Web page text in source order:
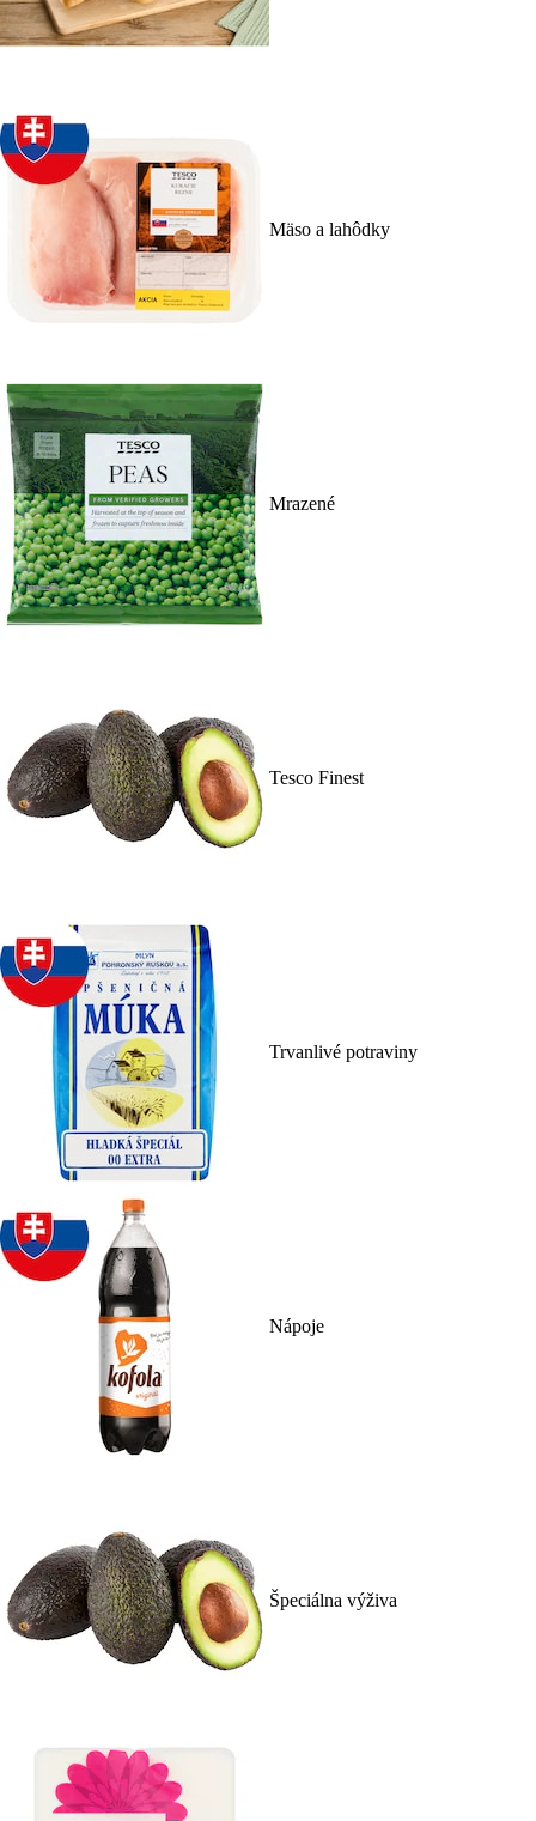
Mäso a lahôdky
Mrazené
Tesco Finest
Trvanlivé potraviny
Nápoje
Špeciálna výživa